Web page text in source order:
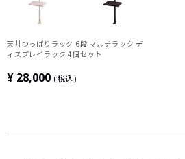
天井つっぱりラック 6段 マルチラック デ
ィスプレイラック 4個セット
¥ 28,000 税込